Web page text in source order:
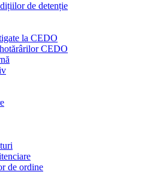
de detenție
la CEDO
CEDO
de ordine